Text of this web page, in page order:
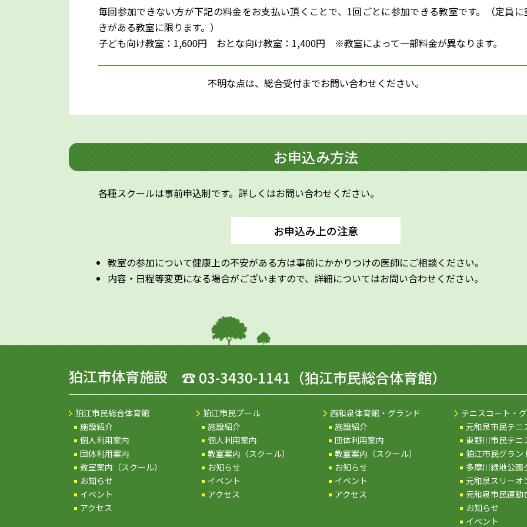
毎回参加できない方が下記の料金をお支払い頂くことで、1回ごとに参加できる教室です。（定員に
きがある教室に限ります。）
子ども向け教室：1,600円 おとな向け教室：1,400円 ※教室によって一部料金が異なります。
不明な点は、総合受付までお問い合わせください。
お申込み方法
各種スクールは事前申込制です。詳しくはお問い合わせください。
お申込み上の注意
教室の参加について健康上の不安がある方は事前にかかりつけの医師にご相談ください。
内容・日程等変更になる場合がございますので、詳細についてはお問い合わせください。
狛江市体育施設 ☎ 03-3430-1141 （狛江市民総合体育館）
狛江市民総合体育館
施設紹介
個人利用案内
団体利用案内
教室案内（スクール）
お知らせ
イベント
アクセス
狛江市民プール
施設紹介
個人利用案内
教室案内（スクール）
お知らせ
イベント
アクセス
西和泉体育館・グランド
施設紹介
団体利用案内
教室案内（スクール）
お知らせ
イベント
アクセス
テニスコート・
元和泉市民テニ
東野川市民テニ
狛江市民グラン
多摩川緑地公園
元和泉スリーオ
元和泉市民運動
お知らせ
イベント